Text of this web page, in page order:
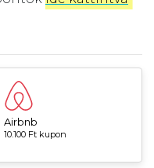
Airbnb
10.100 Ft kupon